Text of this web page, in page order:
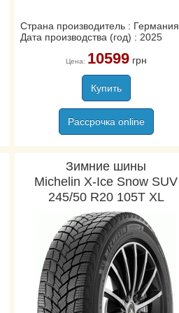
Страна производитель : Германия
Дата производства (год) : 2025
Цена: 10599грн
Купить
Рассрочка online
Зимние шины
Michelin X-Ice Snow SUV
245/50 R20 105T XL